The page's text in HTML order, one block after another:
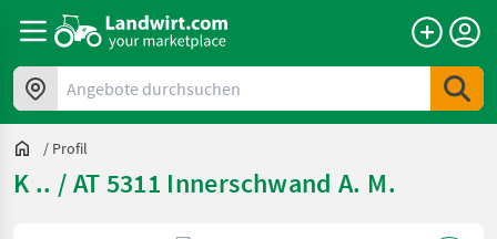
Angebote durchsuchen
/ Profil
K .. / AT 5311 Innerschwand A. M.